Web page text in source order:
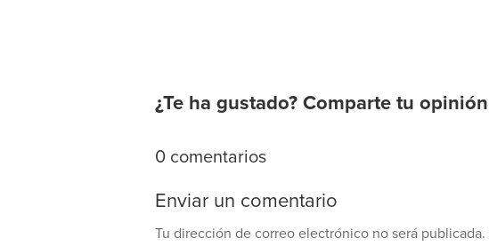
¿Te ha gustado? Comparte tu opinión
0 comentarios
Enviar un comentario
Tu dirección de correo electrónico no será publicada.